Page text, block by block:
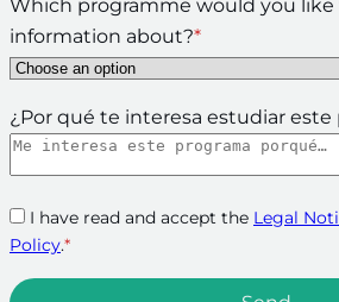
Which programme would you like
information about?*
¿Por qué te interesa estudiar este
I have read and accept the Legal
Policy.*